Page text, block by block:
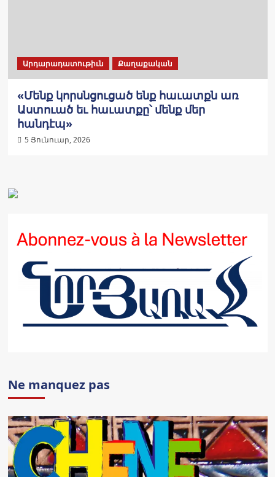
Արդարադատութիւն Քաղաքական
«Մենք կորսնցուցած ենք հաւատքն առ
Աստուած եւ հաւատքը՝ մենք մեր
հանդէպ»
5 Յունուար, 2026
Ne manquez pas